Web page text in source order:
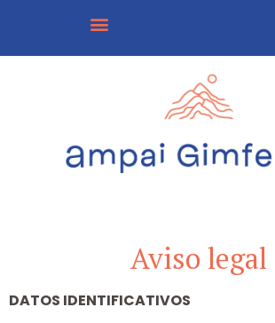
Aviso legal
DATOS IDENTIFICATIVOS